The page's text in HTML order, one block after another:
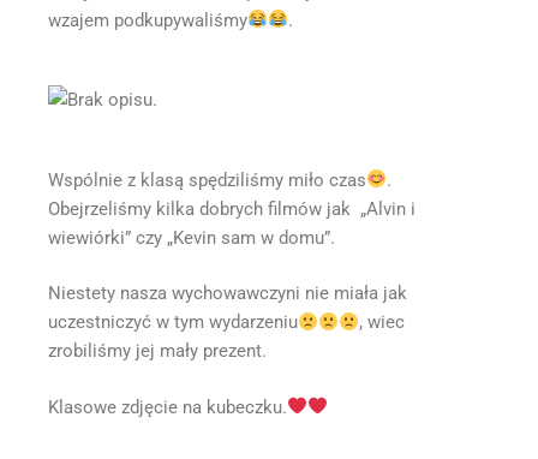
wzajem podkupywaliśmy
.
Wspólnie z klasą spędziliśmy miło czas
.
Obejrzeliśmy kilka dobrych filmów jak „Alvin i
wiewiórki” czy „Kevin sam w domu”.
Niestety nasza wychowawczyni nie miała jak
uczestniczyć w tym wydarzeniu
, wiec
zrobiliśmy jej mały prezent.
Klasowe zdjęcie na kubeczku.